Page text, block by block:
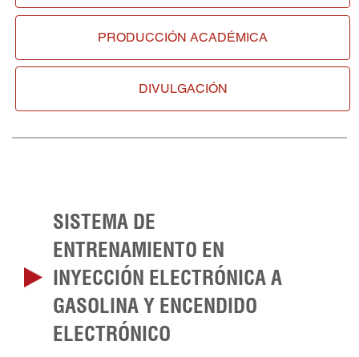
PRODUCCIÓN ACADÉMICA
DIVULGACIÓN
SISTEMA DE
ENTRENAMIENTO EN
INYECCIÓN ELECTRÓNICA A
GASOLINA Y ENCENDIDO
ELECTRÓNICO